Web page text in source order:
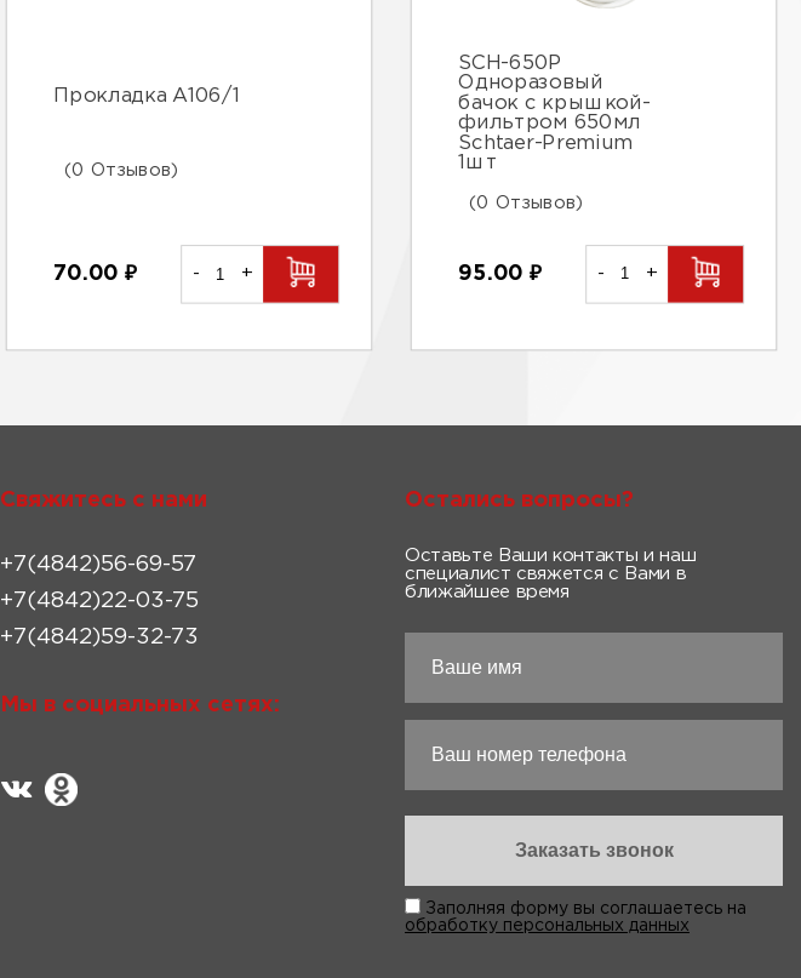
Прокладка А106/1
(0 Отзывов)
70.00 ₽ - +
SCH-650P
Одноразовый
бачок с крышкой-
фильтром 650мл
Schtaer-Premium
1шт
(0 Отзывов)
95.00 ₽ - +
Свяжитесь с нами
+7(4842)56-69-57
+7(4842)22-03-75
+7(4842)59-32-73
Мы в социальных сетях:
Остались вопросы?
Оставьте Ваши контакты и наш
специалист свяжется с Вами в
ближайшее время
Заполняя форму вы соглашаетесь на
обработку персональных данных